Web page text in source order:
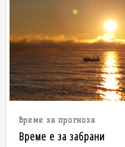
време за прогноза
Време е за забрани